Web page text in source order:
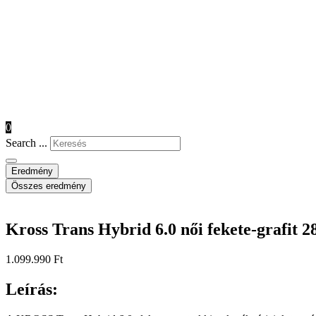
0
Search ...
Eredmény
Összes eredmény
Kross Trans Hybrid 6.0 női fekete-grafit
1.099.990 Ft
Leírás: